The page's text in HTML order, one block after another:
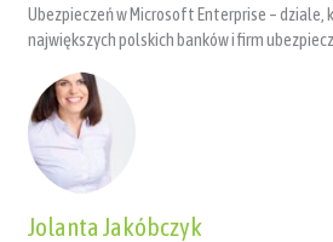
Ubezpieczeń w Microsoft Enterprise – dziale,
największych polskich banków i firm
Jolanta Jakóbczyk